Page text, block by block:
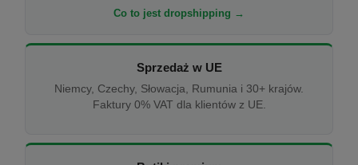
Co to jest dropshipping →
Sprzedaż w UE
Niemcy, Czechy, Słowacja, Rumunia i 30+ krajów.
Faktury 0% VAT dla klientów z UE.